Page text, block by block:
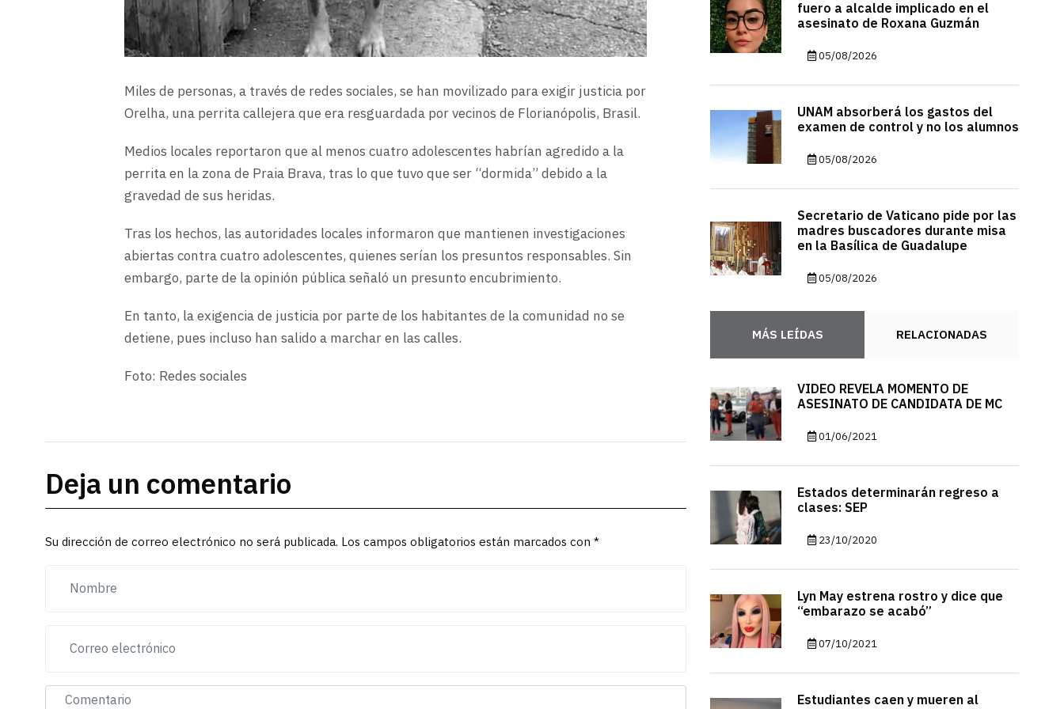
Miles de personas, a través de redes sociales, se han movilizado para exigir justicia por
Orelha, una perrita callejera que era resguardada por vecinos de Florianópolis, Brasil.
Medios locales reportaron que al menos cuatro adolescentes habrían agredido a la
perrita en la zona de Praia Brava, tras lo que tuvo que ser “dormida” debido a la
gravedad de sus heridas.
Tras los hechos, las autoridades locales informaron que mantienen investigaciones
abiertas contra cuatro adolescentes, quienes serían los presuntos responsables. Sin
embargo, parte de la opinión pública señaló un presunto encubrimiento.
En tanto, la exigencia de justicia por parte de los habitantes de la comunidad no se
detiene, pues incluso han salido a marchar en las calles.
Foto: Redes sociales
Deja un comentario
Su dirección de correo electrónico no será publicada. Los campos obligatorios están marcados con *
fuero a alcalde implicado en el
asesinato de Roxana Guzmán
05/08/2026
UNAM absorberá los gastos del
examen de control y no los alumnos
05/08/2026
Secretario de Vaticano pide por las
madres buscadores durante misa
en la Basílica de Guadalupe
05/08/2026
MÁS LEÍDAS RELACIONADAS
VIDEO REVELA MOMENTO DE
ASESINATO DE CANDIDATA DE MC
01/06/2021
Estados determinarán regreso a
clases: SEP
23/10/2020
Lyn May estrena rostro y dice que
“embarazo se acabó”
07/10/2021
Estudiantes caen y mueren al